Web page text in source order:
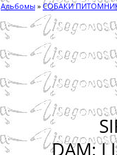
Альбомы» СОБАКИ
DAM: